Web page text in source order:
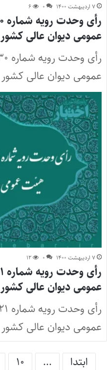
۷ اردیبهشت ۱۴۰۰ ۰ ۶
عمومی دیوان عالی کشور
عمومی دیوان عالی کشور
۷ اردیبهشت ۱۴۰۰ ۰ ۱۲
عمومی دیوان عالی کشور
عمومی دیوان عالی کشور
ابتدا ... ۱۰